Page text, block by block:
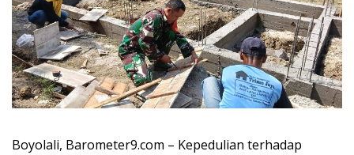
Boyolali, Barometer9.com – Kepedulian terhadap